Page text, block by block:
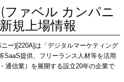
ファベル カンパニ
規上場情報
ー)[220A]は「デジタルマーケティング
SaaS提供、フリーランス人材等を活用
通信業）を展開する設立20年の企業で